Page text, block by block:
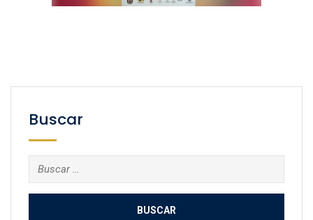
Buscar
Buscar: